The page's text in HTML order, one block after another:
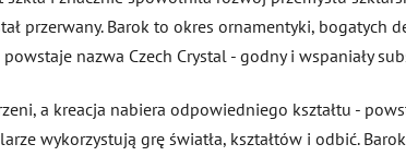
przerwany. Barok to okres ornamentyki,
nazwa Czech Crystal - godny i wspaniały
a kreacja nabiera odpowiedniego kształtu -
wykorzystują grę światła, kształtów i odbić.